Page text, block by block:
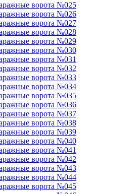
ворота №025
ворота №026
ворота №027
ворота №028
ворота №029
ворота №030
ворота №031
ворота №032
ворота №033
ворота №034
ворота №035
ворота №036
ворота №037
ворота №038
ворота №039
ворота №040
ворота №041
ворота №042
ворота №043
ворота №044
ворота №045